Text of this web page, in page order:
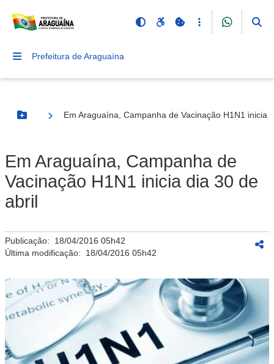
Prefeitura de Araguaína
Botão Menu
Em Araguaína, Campanha de Vacinação H1N1 inicia
Em Araguaína, Campanha de
Vacinação H1N1 inicia dia 30 de
abril
Publicação: 18/04/2016 05h42
Última modificação: 18/04/2016 05h42